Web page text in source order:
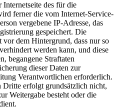
des für die
ferner die vom Internet-Service-
vergebene IP-Adresse, das
gespeichert. Die
vor dem Hintergrund, dass nur so
werden kann, und diese
begangene Straftaten
dieser Daten zur
Verantwortlichen erforderlich.
Dritte erfolgt grundsätzlich nicht,
Weitergabe besteht oder die